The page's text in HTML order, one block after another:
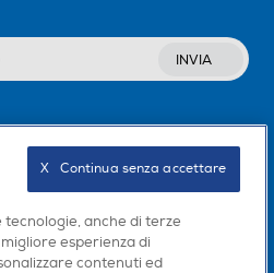
INVIA
tecnologie, anche di terze
esperienza di
contenuti ed
X   Continua senza accettare